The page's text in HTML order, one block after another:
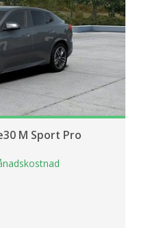
M Sport Pro